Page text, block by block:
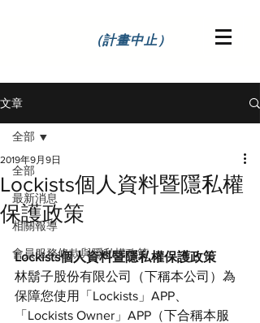
（計畫中止）
文章
全部
最新消息
相關報導
會員服務條款與隱私權政策
全部
Lockists個人資料暨隱私權
保護政策
2019年9月9日
Lockists個人資料暨隱私權保護政策
林鬍子股份有限公司（下稱本公司）為
保障您使用「Lockists」APP、
「Lockists Owner」APP（下合稱本服